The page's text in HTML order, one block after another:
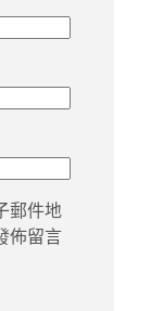
郵件地
佈留言